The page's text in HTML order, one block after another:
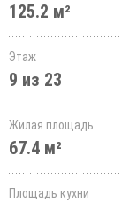
125.2 м²
Этаж
9 из 23
Жилая площадь
67.4 м²
Площадь кухни